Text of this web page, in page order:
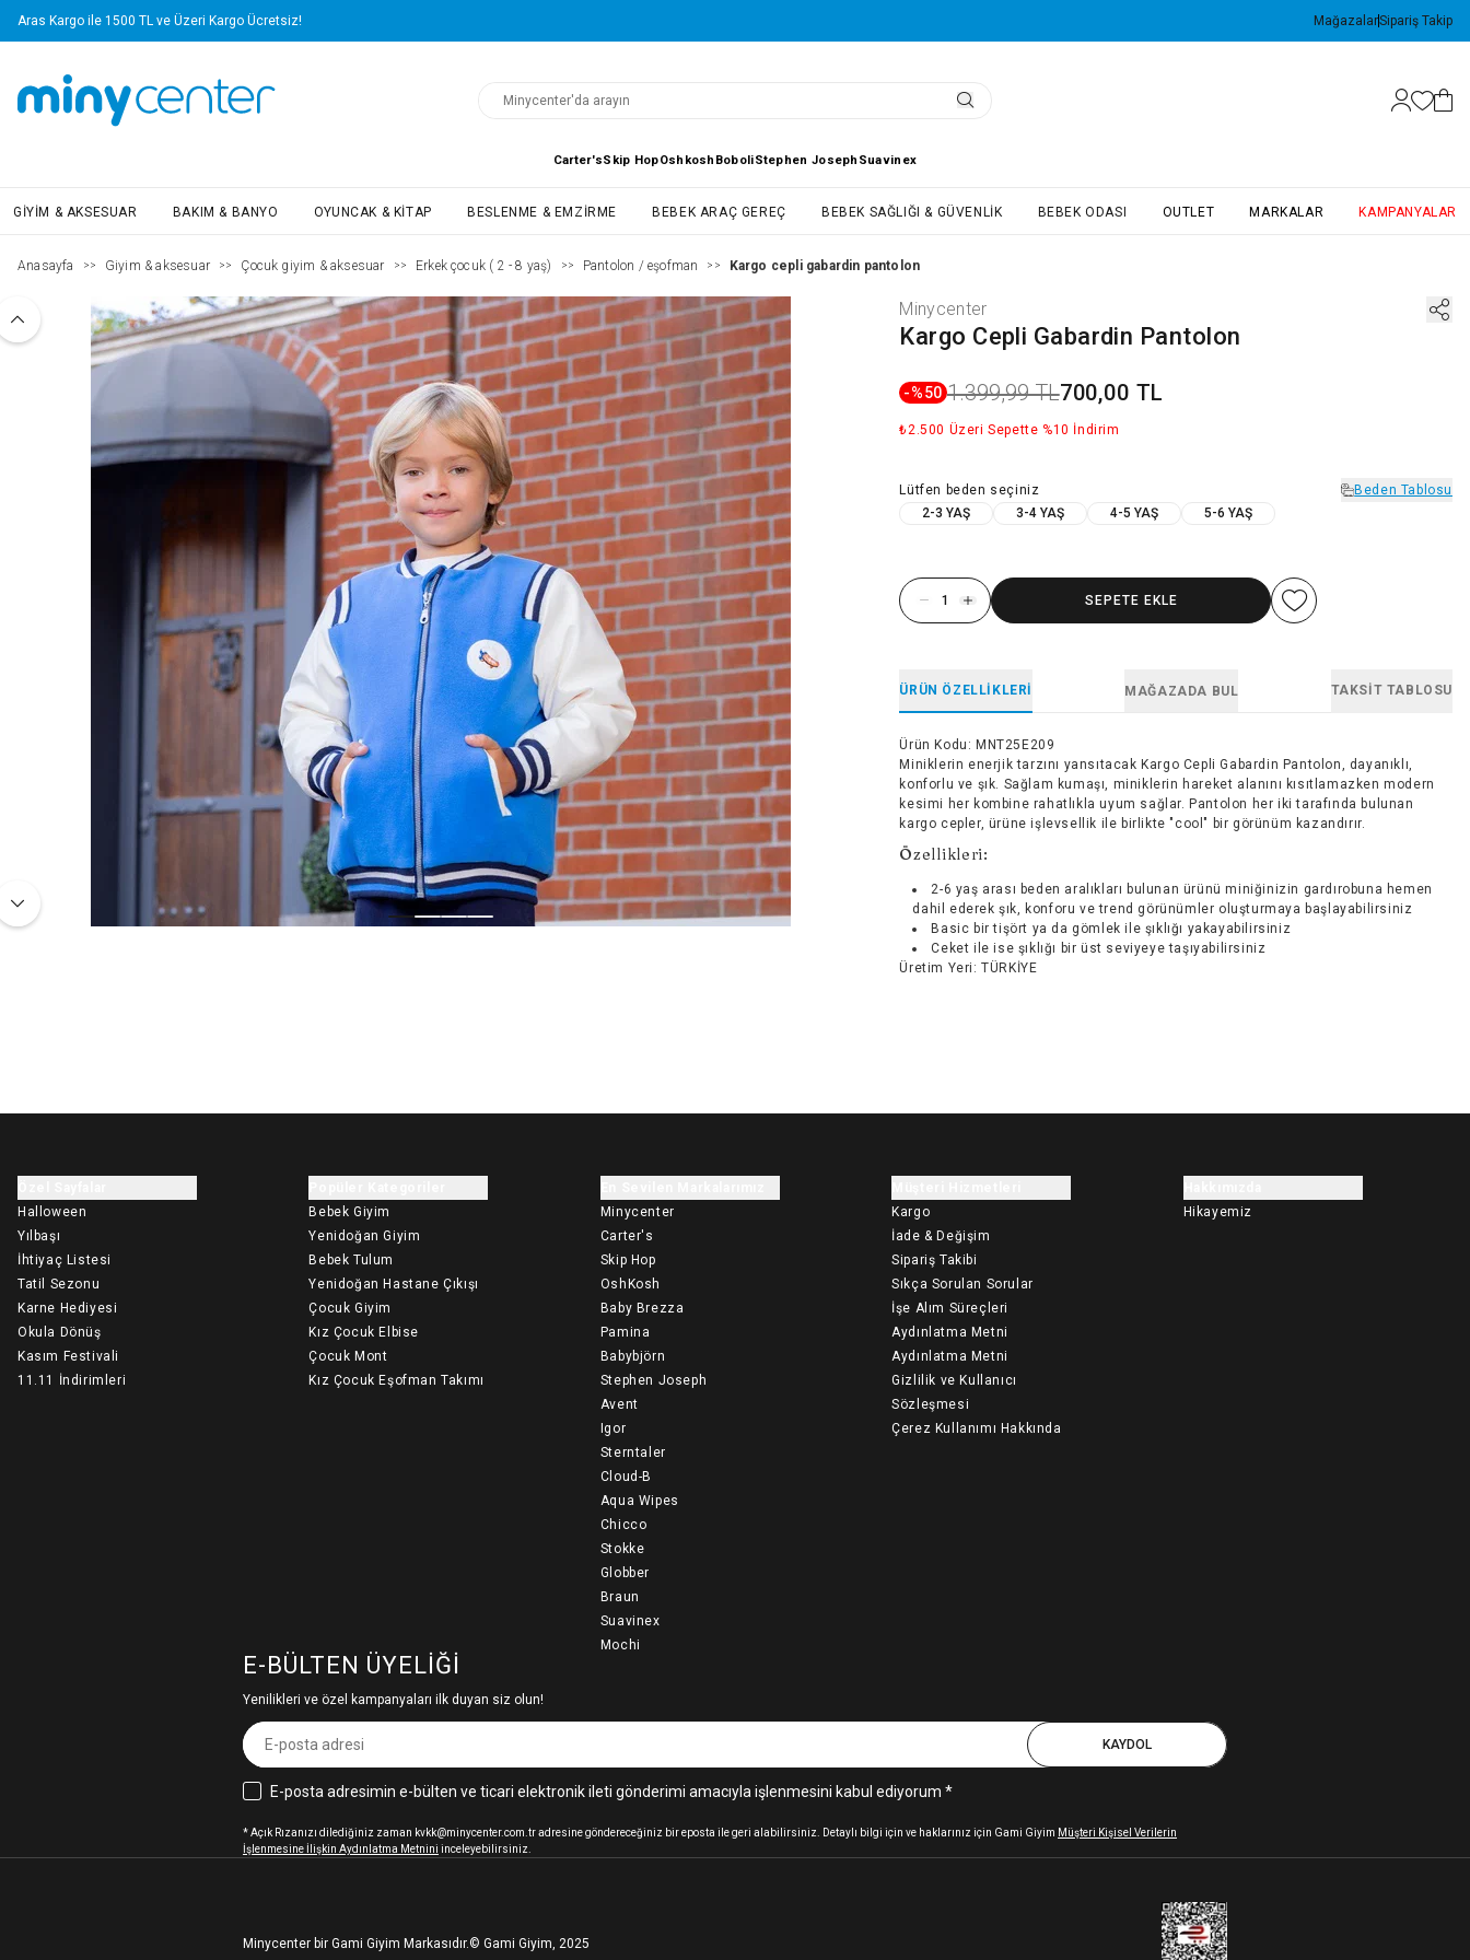
Aras Kargo ile 1500 TL ve Üzeri Kargo Ücretsiz! MağazalarSipariş Takip
Carter'sSkip HopOshkosh BoboliStephen Joseph Suavinex
GIYIM & AKSESUAR BAKIM & BANYO OYUNCAK & KITAP BESLENME & EMZIRME BEBEK ARAÇ GEREÇ BEBEK SAĞLIĞI & GÜVENLIK BEBEK ODASI OUTLET MARKALAR KAMPANYALAR
Anasayfa >> Giyim & aksesuar >> Çocuk giyim & aksesuar >> Erkek çocuk ( 2 - 8 yaş) >> Pantolon / eşofman >> Kargo cepli gabardin pantolon
Minycenter
Kargo Cepli Gabardin Pantolon
-%50 1.399,99 TL700,00 TL
₺2.500 Üzeri Sepette %10 İndirim
Lütfen beden seçiniz
Beden Tablosu
2-3 YAŞ
3-4 YAŞ 4-5 YAŞ 5-6 YAŞ
SEPETE EKLE
ÜRÜN ÖZELLIKLERI MAĞAZADA BUL TAKSIT TABLOSU
Ürün Kodu : MNT25E209
Miniklerin enerjik tarzını yansıtacak Kargo Cepli Gabardin Pantolon, dayanıklı,
konforlu ve şık. Sağlam kumaşı, miniklerin hareket alanını kısıtlamazken modern
kesimi her kombine rahatlıkla uyum sağlar. Pantolon her iki tarafında bulunan
kargo cepler, ürüne işlevsellik ile birlikte "cool" bir görünüm kazandırır.
Özellikleri:
2-6 yaş arası beden aralıkları bulunan ürünü miniğinizin gardırobuna hemen
dahil ederek şık, konforu ve trend görünümler oluşturmaya başlayabilirsiniz
Basic bir tişört ya da gömlek ile şıklığı yakayabilirsiniz
Ceket ile ise şıklığı bir üst seviyeye taşıyabilirsiniz
Üretim Yeri : TÜRKİYE
Halloween
Yılbaşı
İhtiyaç Listesi
Tatil Sezonu
Karne Hediyesi
Okula Dönüş
Kasım Festivali
11.11 İndirimleri
Bebek Giyim
Yenidoğan Giyim
Bebek Tulum
Yenidoğan Hastane Çıkışı
Çocuk Giyim
Kız Çocuk Elbise
Çocuk Mont
Kız Çocuk Eşofman Takımı
Minycenter
Carter's
Skip Hop
OshKosh
Baby Brezza
Pamina
Babybjörn
Stephen Joseph
Avent
Igor
Sterntaler
Cloud-B
Aqua Wipes
Chicco
Stokke
Globber
Braun
Suavinex
Mochi
Kargo
İade & Değişim
Sipariş Takibi
Sıkça Sorulan Sorular
İşe Alım Süreçleri
Aydınlatma Metni
Aydınlatma Metni
Gizlilik ve Kullanıcı
Sözleşmesi
Çerez Kullanımı Hakkında
Hikayemiz
E-BÜLTEN ÜYELIĞI
Yenilikleri ve özel kampanyaları ilk duyan siz olun!
KAYDOL
E-posta adresimin e-bülten ve ticari elektronik ileti gönderimi amacıyla işlenmesini kabul ediyorum *
* Açık Rızanızı dilediğiniz zaman kvkk@minycenter.com.tr adresine göndereceğiniz bir eposta ile geri alabilirsiniz. Detaylı bilgi için ve haklarınız için Gami Giyim Müşteri Kişisel Verilerin
İşlenmesine İlişkin Aydınlatma Metnini inceleyebilirsiniz.
Minycenter bir Gami Giyim Markasıdır. © Gami Giyim, 2025